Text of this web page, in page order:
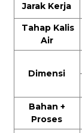
Jarak Kerja
Tahap Kalis
Air
Dimensi
Bahan +
Proses